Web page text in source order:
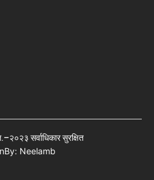
सर्वाधिकार सुरक्षित
Neelamb